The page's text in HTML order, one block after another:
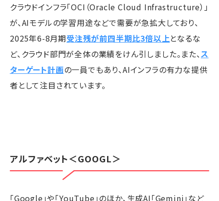
クラウドインフラ「OCI（Oracle Cloud Infrastructure）」
が、AIモデルの学習用途などで需要が急拡大しており、
2025年6-8月期受注残が前四半期比3倍以上となるな
ど、クラウド部門が全体の業績をけん引しました。また、ス
ターゲート計画の一員でもあり、AIインフラの有力な提供
者として注目されています。
アルファベット＜GOOGL＞
「Google」や「YouTube」のほか、生成AI「Gemini」など